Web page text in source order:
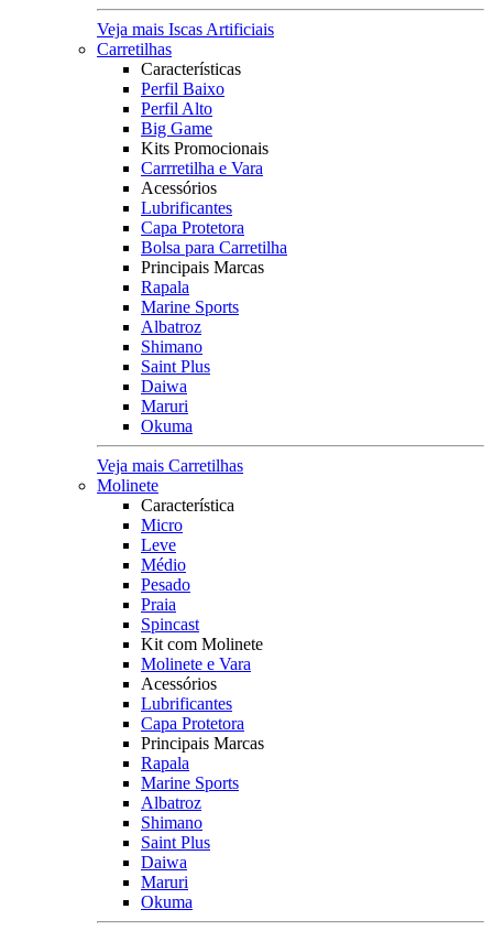
Veja mais Iscas Artificiais
Carretilhas
Características
Perfil Baixo
Perfil Alto
Big Game
Kits Promocionais
Carrretilha e Vara
Acessórios
Lubrificantes
Capa Protetora
Bolsa para Carretilha
Principais Marcas
Rapala
Marine Sports
Albatroz
Shimano
Saint Plus
Daiwa
Maruri
Okuma
Veja mais Carretilhas
Molinete
Característica
Micro
Leve
Médio
Pesado
Praia
Spincast
Kit com Molinete
Molinete e Vara
Acessórios
Lubrificantes
Capa Protetora
Principais Marcas
Rapala
Marine Sports
Albatroz
Shimano
Saint Plus
Daiwa
Maruri
Okuma